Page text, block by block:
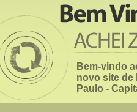
Bem-vindo
novo site de
Paulo -